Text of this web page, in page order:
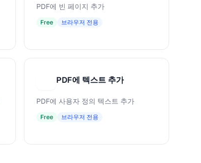
PDF에 빈 페이지 추가
Free 브라우저 전용
PDF에 텍스트 추가
PDF에 사용자 정의 텍스트 추가
Free 브라우저 전용